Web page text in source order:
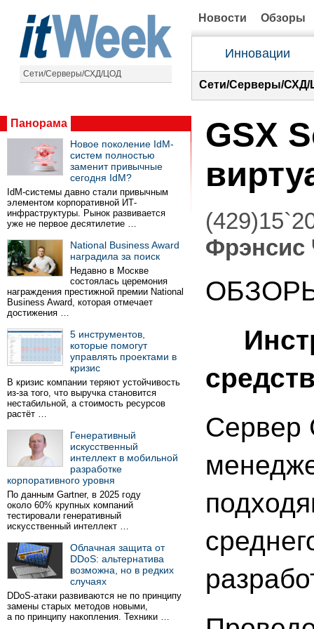
Сети/Серверы/СХД/ЦОД
Новости Обзоры
Инновации
Сети/Серверы/
Панорама
Новое поколение IdM-
систем полностью
заменит привычные
сегодня IdM?
IdM-системы давно стали привычным
элементом корпоративной ИТ-
инфраструктуры. Рынок развивается
уже не первое десятилетие …
National Business Award
наградила за поиск
Недавно в Москве
состоялась церемония
награждения престижной премии National
Business Award, которая отмечает
достижения …
5 инструментов,
которые помогут
управлять проектами в
кризис
В кризис компании теряют устойчивость
из-за того, что выручка становится
нестабильной, а стоимость ресурсов
растёт …
Генеративный
искусственный
интеллект в мобильной
разработке
корпоративного уровня
По данным Gartner, в 2025 году
около 60% крупных компаний
тестировали генеративный
искусственный интеллект …
Облачная защита от
DDoS: альтернатива
возможна, но в редких
случаях
DDoS-атаки развиваются не по принципу
замены старых методов новыми,
а по принципу накопления. Техники …
GSX
Фрэнсис
Сервер